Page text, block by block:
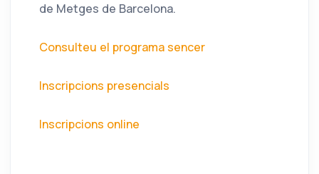
de Metges de Barcelona.
Consulteu el programa sencer
Inscripcions presencials
Inscripcions online